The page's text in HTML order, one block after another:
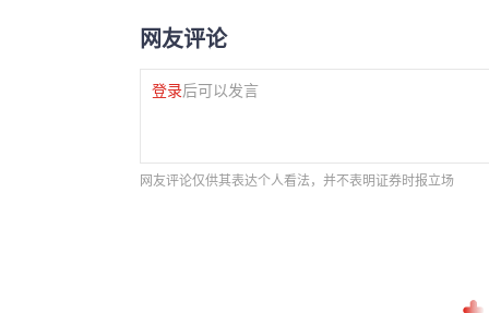
网友评论
登录后可以发言
网友评论仅供其表达个人看法，并不表明证券时报立场